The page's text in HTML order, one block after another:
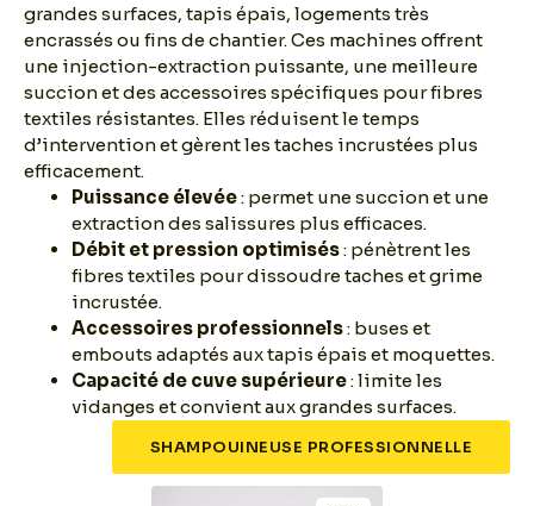
grandes surfaces, tapis épais, logements très
encrassés ou fins de chantier. Ces machines offrent
une injection-extraction puissante, une meilleure
succion et des accessoires spécifiques pour fibres
textiles résistantes. Elles réduisent le temps
d’intervention et gèrent les taches incrustées plus
efficacement.
Puissance élevée: permet une succion et une
extraction des salissures plus efficaces.
Débit et pression optimisés: pénètrent les
fibres textiles pour dissoudre taches et grime
incrustée.
Accessoires professionnels: buses et
embouts adaptés aux tapis épais et moquettes.
Capacité de cuve supérieure: limite les
vidanges et convient aux grandes surfaces.
SHAMPOUINEUSE PROFESSIONNELLE